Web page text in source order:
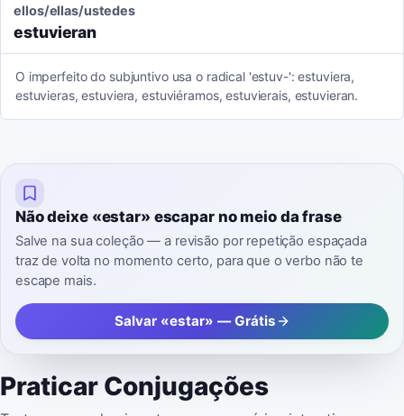
ellos/ellas/ustedes
estuvieran
O imperfeito do subjuntivo usa o radical 'estuv-': estuviera,
estuvieras, estuviera, estuviéramos, estuvierais, estuvieran.
Não deixe «estar» escapar no meio da frase
Salve na sua coleção — a revisão por repetição espaçada
traz de volta no momento certo, para que o verbo não te
escape mais.
Salvar «estar» — Grátis
Praticar Conjugações